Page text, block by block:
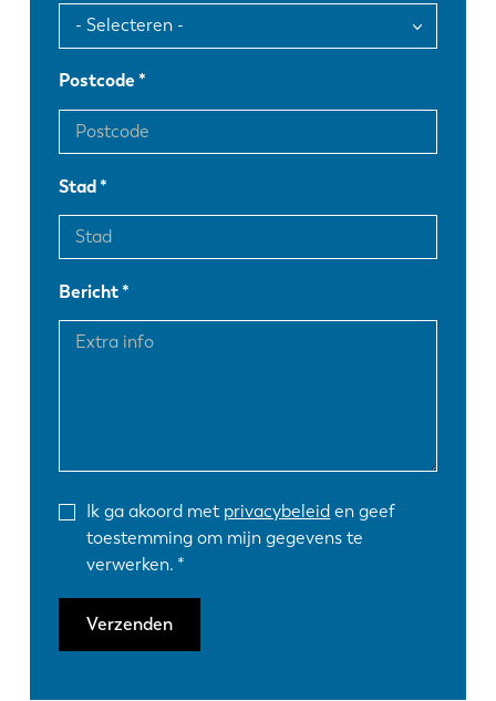
Postcode
Stad
Bericht
Ik ga akoord met privacybeleid en geef
toestemming om mijn gegevens te
verwerken.
Verzenden